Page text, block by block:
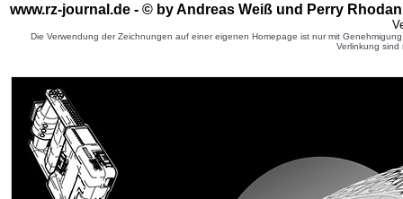
www.rz-journal.de - © by Andreas Weiß und Perry
Die Verwendung der Zeichnungen auf einer eigenen Homepage ist nur mit
Verlinkung sind